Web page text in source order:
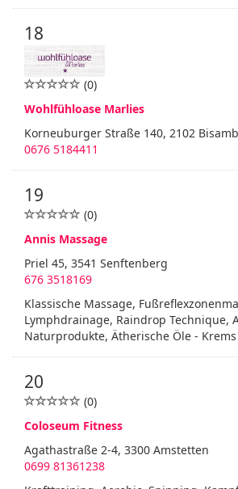
18
(0)
Wohlfühloase Marlies
Korneuburger Straße 140, 2102
0676 5184411
19
(0)
Annis Massage
Priel 45, 3541 Senftenberg
676 3518169
Klassische Massage,
Lymphdrainage, Raindrop Technique,
Naturprodukte, Ätherische Öle - Krems
20
(0)
Coloseum Fitness
Agathastraße 2-4, 3300 Amstetten
0699 81361238